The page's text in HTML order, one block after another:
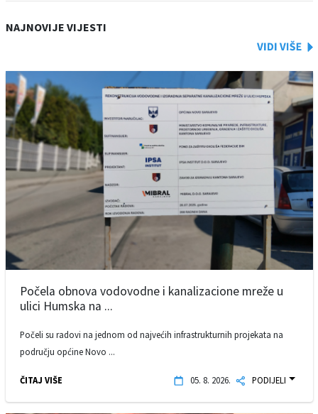
NAJNOVIJE VIJESTI
Počela obnova vodovodne i kanalizacione mreže u
ulici Humska na ...
Počeli su radovi na jednom od najvećih infrastrukturnih projekata na
području općine Novo ...
ČITAJ VIŠE 05. 8. 2026. PODIJELI